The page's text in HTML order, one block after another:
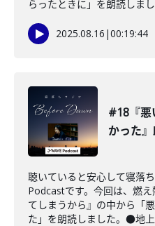
らったときに」を朗読しま
2025.08.16 |00:19:44
#18『悪
かった
聴いていると安心して寝落
Podcastです。今回は、燃
てしまうから』の中から「
た」を朗読しました。●地